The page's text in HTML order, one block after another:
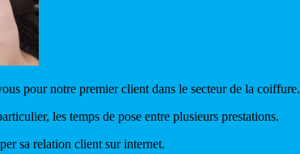
pour notre premier client dans le secteur de la coiffure.
les temps de pose entre plusieurs prestations.
sa relation client sur internet.